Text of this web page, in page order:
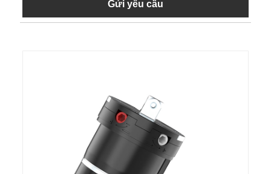
Gửi yêu cầu